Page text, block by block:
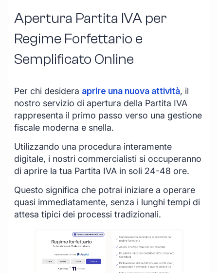
Apertura Partita IVA per
Regime Forfettario e
Semplificato Online
Per chi desidera aprire una nuova attività, il
nostro servizio di apertura della Partita IVA
rappresenta il primo passo verso una gestione
fiscale moderna e snella.
Utilizzando una procedura interamente
digitale, i nostri commercialisti si occuperanno
di aprire la tua Partita IVA in soli 24-48 ore.
Questo significa che potrai iniziare a operare
quasi immediatamente, senza i lunghi tempi di
attesa tipici dei processi tradizionali.